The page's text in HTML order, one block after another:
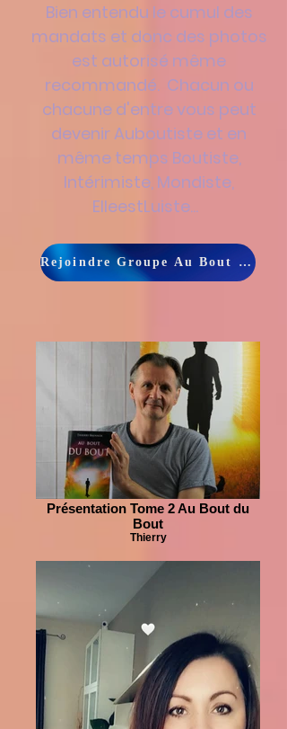
Bien entendu le cumul des
mandats et donc des photos
est autorisé même
recommandé. Chacun ou
chacune d'entre vous peut
devenir Auboutiste et en
même temps Boutiste,
Intérimiste, Mondiste,
ElleestLuiste...
Rejoindre Groupe Au Bout Thierry Brenner sur Facebook
Présentation Tome 2 Au Bout du
Bout
Thierry